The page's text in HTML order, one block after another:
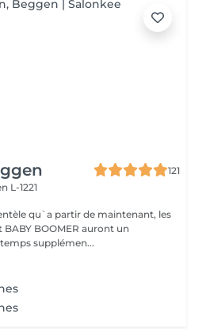
121
L-1221
qu`a partir de maintenant, les
BABY BOOMER auront un
supplément, en raison du temps supplémen...